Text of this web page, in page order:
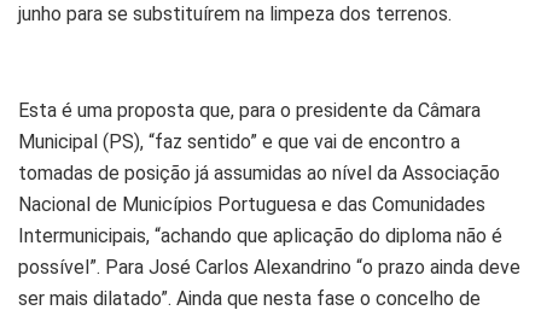
junho para se substituírem na limpeza dos terrenos.
Esta é uma proposta que, para o presidente da Câmara
Municipal (PS), “faz sentido” e que vai de encontro a
tomadas de posição já assumidas ao nível da Associação
Nacional de Municípios Portuguesa e das Comunidades
Intermunicipais, “achando que aplicação do diploma não é
possível”. Para José Carlos Alexandrino “o prazo ainda deve
ser mais dilatado”. Ainda que nesta fase o concelho de